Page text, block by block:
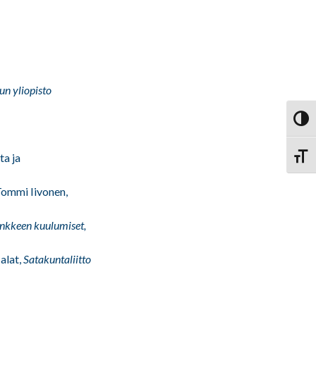
yliopisto
ja
Iivonen,
kuulumiset,
Satakuntaliitto